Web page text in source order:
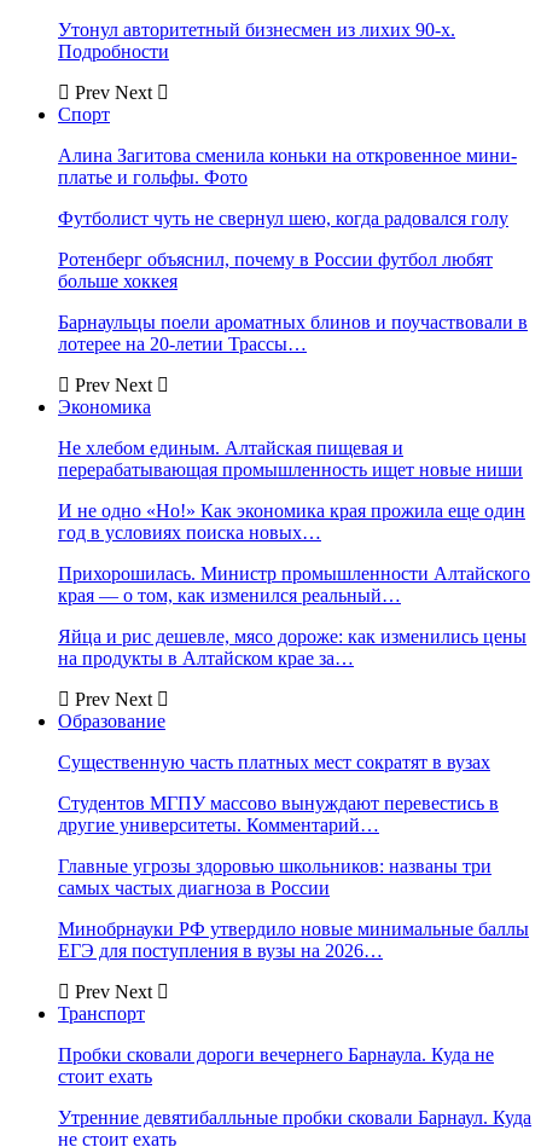
Утонул авторитетный бизнесмен из лихих 90-х.
Подробности
Prev Next
Спорт
Алина Загитова сменила коньки на откровенное мини-
платье и гольфы. Фото
Футболист чуть не свернул шею, когда радовался голу
Ротенберг объяснил, почему в России футбол любят
больше хоккея
Барнаульцы поели ароматных блинов и поучаствовали в
лотерее на 20-летии Трассы…
Prev Next
Экономика
Не хлебом единым. Алтайская пищевая и
перерабатывающая промышленность ищет новые ниши
И не одно «Но!» Как экономика края прожила еще один
год в условиях поиска новых…
Прихорошилась. Министр промышленности Алтайского
края — о том, как изменился реальный…
Яйца и рис дешевле, мясо дороже: как изменились цены
на продукты в Алтайском крае за…
Prev Next
Образование
Существенную часть платных мест сократят в вузах
Студентов МГПУ массово вынуждают перевестись в
другие университеты. Комментарий…
Главные угрозы здоровью школьников: названы три
самых частых диагноза в России
Минобрнауки РФ утвердило новые минимальные баллы
ЕГЭ для поступления в вузы на 2026…
Prev Next
Транспорт
Пробки сковали дороги вечернего Барнаула. Куда не
стоит ехать
Утренние девятибалльные пробки сковали Барнаул. Куда
не стоит ехать